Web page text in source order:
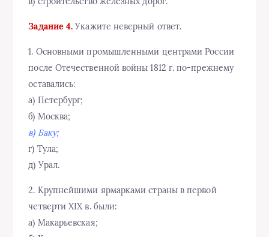
Задание 4. Укажите неверный ответ.
1. Основными промышленными центрами России
после Отечественной войны 1812 г. по-прежнему
оставались:
а) Петербург;
б) Москва;
в) Баку;
г) Тула;
д) Урал.
2. Крупнейшими ярмарками страны в первой
четверти XIX в. были:
а) Макарьевская;